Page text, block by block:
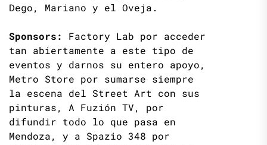
Dego, Mariano y el Oveja.
Sponsors: Factory Lab por acceder
tan abiertamente a este tipo de
eventos y darnos su entero apoyo,
Metro Store por sumarse siempre
la escena del Street Art con sus
pinturas, A Fuzión TV, por
difundir todo lo que pasa en
Mendoza, y a Spazio 348 por